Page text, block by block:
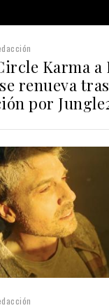
Karma a
renueva
por